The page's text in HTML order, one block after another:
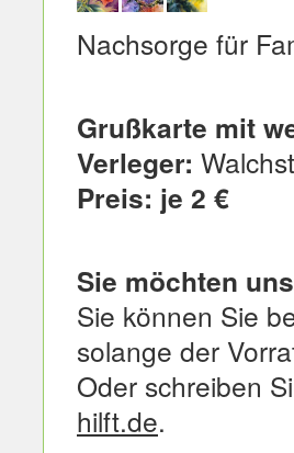
Nachsorge für
Grußkarte mit
Verleger:
Preis: je 2 €
Sie möchten
Sie können Sie
solange der
Oder schreiben
hilft.de.